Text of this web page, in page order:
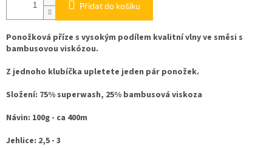
Přidat do košíku
Ponožková příze s vysokým podílem kvalitní vlny ve směsi s
bambusovou viskózou.
Z jednoho klubíčka upletete jeden pár ponožek.
Složení: 75% superwash, 25% bambusová viskoza
Návin: 100g - ca 400m
Jehlice: 2,5 - 3